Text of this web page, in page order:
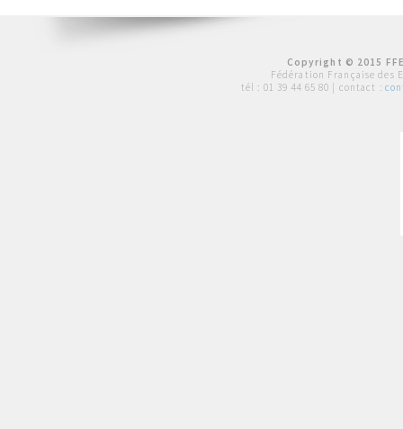
Copyright © 2015
Fédération Française des
tél : 01 39 44 65 80 | contact :